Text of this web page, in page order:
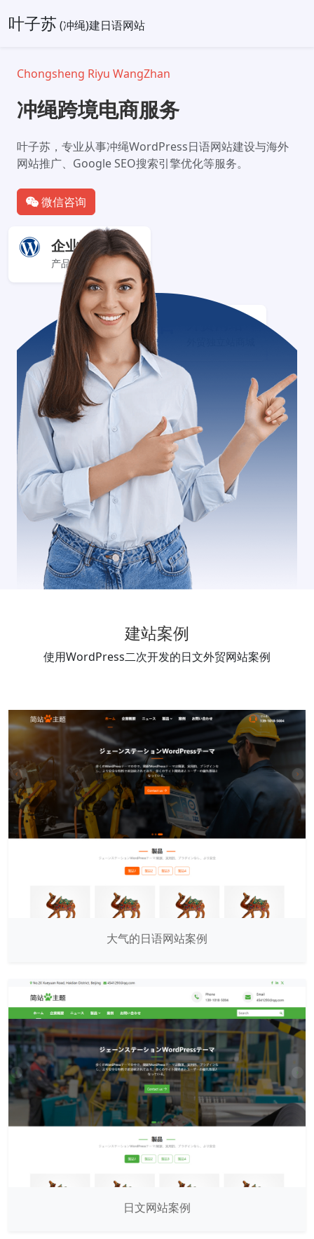
叶子苏 (冲绳)建日语网站
Chongsheng Riyu WangZhan
冲绳跨境电商服务
叶子苏，专业从事冲绳WordPress日语网站建设与海外
网站推广、Google SEO搜索引擎优化等服务。
微信咨询
企业官网+
产品服务展示型网站
建站案例
使用WordPress二次开发的日文外贸网站案例
大气的日语网站案例
日文网站案例